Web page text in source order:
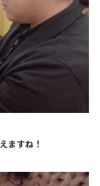
ますね！